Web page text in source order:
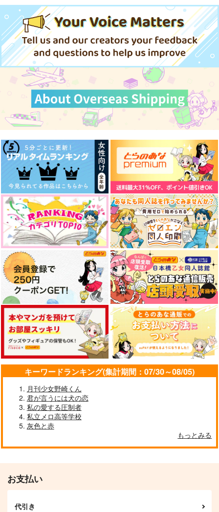
キーワードランキング(集計期間：07/30～08/05)
月刊少女野崎くん
君が言うには犬の恋
私の愛する圧制者
私立メロ高等学校
灰色と赤
もっとみる
お支払い
代引き